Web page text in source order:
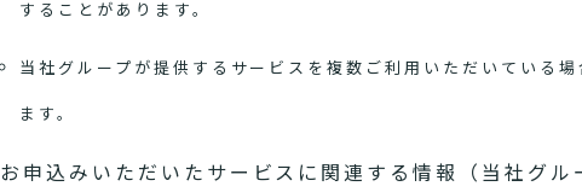
することがあります。
当社グループが提供するサービスを複数ご利用いただいている
ます。
お申込みいただいたサービスに関連する情報（当社グ